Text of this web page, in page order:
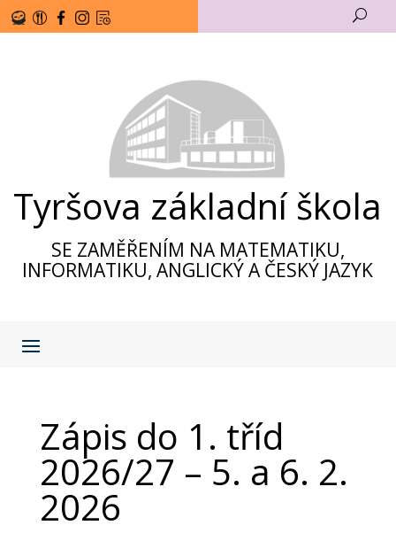
U
Tyršova základní škola
SE ZAMĚŘENÍM NA MATEMATIKU,
INFORMATIKU, ANGLICKÝ A ČESKÝ JAZYK
Zápis do 1. tříd
2026/27 – 5. a 6. 2.
2026